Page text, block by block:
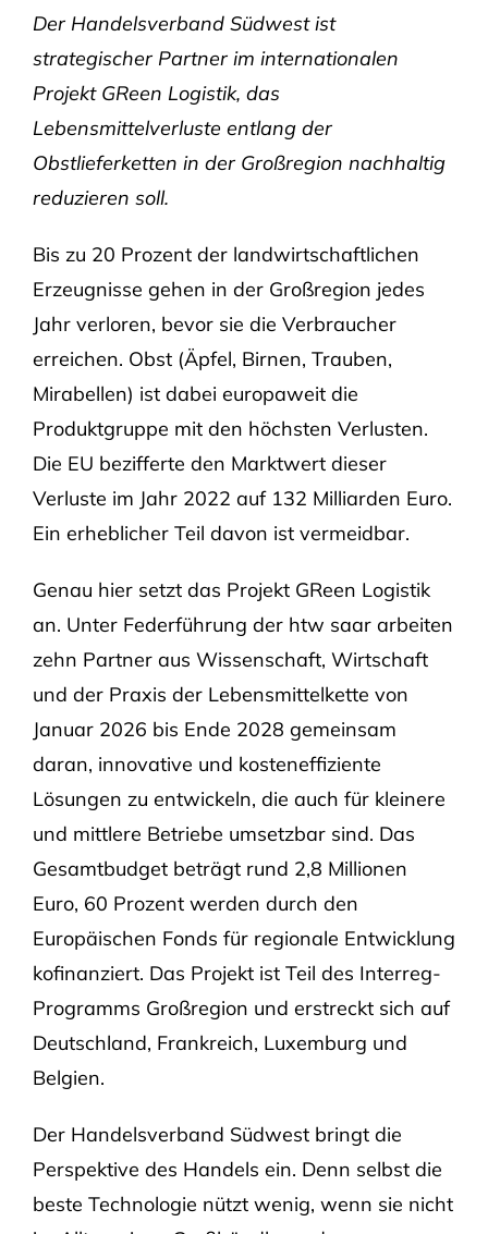
Der Handelsverband Südwest ist
strategischer Partner im internationalen
Projekt GReen Logistik, das
Lebensmittelverluste entlang der
Obstlieferketten in der Großregion nachhaltig
reduzieren soll.
Bis zu 20 Prozent der landwirtschaftlichen
Erzeugnisse gehen in der Großregion jedes
Jahr verloren, bevor sie die Verbraucher
erreichen. Obst (Äpfel, Birnen, Trauben,
Mirabellen) ist dabei europaweit die
Produktgruppe mit den höchsten Verlusten.
Die EU bezifferte den Marktwert dieser
Verluste im Jahr 2022 auf 132 Milliarden Euro.
Ein erheblicher Teil davon ist vermeidbar.
Genau hier setzt das Projekt GReen Logistik
an. Unter Federführung der htw saar arbeiten
zehn Partner aus Wissenschaft, Wirtschaft
und der Praxis der Lebensmittelkette von
Januar 2026 bis Ende 2028 gemeinsam
daran, innovative und kosteneffiziente
Lösungen zu entwickeln, die auch für kleinere
und mittlere Betriebe umsetzbar sind. Das
Gesamtbudget beträgt rund 2,8 Millionen
Euro, 60 Prozent werden durch den
Europäischen Fonds für regionale Entwicklung
kofinanziert. Das Projekt ist Teil des Interreg-
Programms Großregion und erstreckt sich auf
Deutschland, Frankreich, Luxemburg und
Belgien.
Der Handelsverband Südwest bringt die
Perspektive des Handels ein. Denn selbst die
beste Technologie nützt wenig, wenn sie nicht